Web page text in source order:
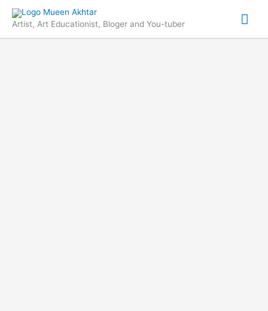
Artist, Art Educationist, Bloger and You-tuber